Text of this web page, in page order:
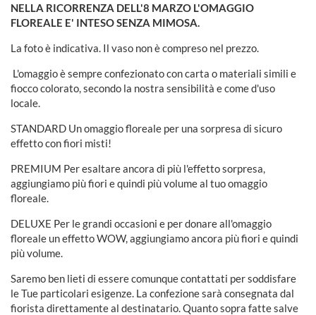
NELLA RICORRENZA DELL'8 MARZO L'OMAGGIO
FLOREALE E' INTESO SENZA MIMOSA.
La foto è indicativa. Il vaso non è compreso nel prezzo.
L'omaggio è sempre confezionato con carta o materiali simili e
fiocco colorato, secondo la nostra sensibilità e come d'uso
locale.
STANDARD Un omaggio floreale per una sorpresa di sicuro
effetto con fiori misti!
PREMIUM Per esaltare ancora di più l'effetto sorpresa,
aggiungiamo più fiori e quindi più volume al tuo omaggio
floreale.
DELUXE Per le grandi occasioni e per donare all'omaggio
floreale un effetto WOW, aggiungiamo ancora più fiori e quindi
più volume.
Saremo ben lieti di essere comunque contattati per soddisfare
le Tue particolari esigenze. La confezione sarà consegnata dal
fiorista direttamente al destinatario. Quanto sopra fatte salve